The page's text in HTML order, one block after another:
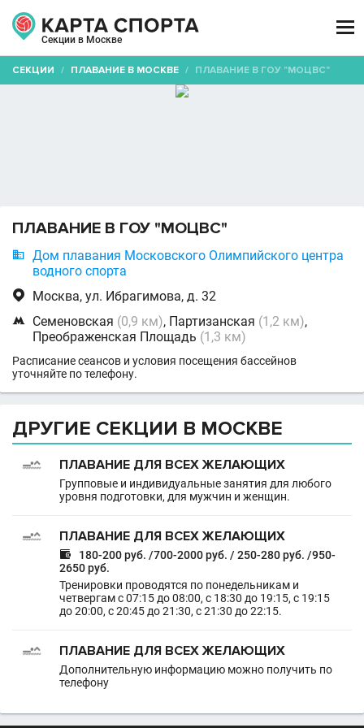
Секции в Москве

СЕКЦИИ / ПЛАВАНИЕ В МОСКВЕ / ПЛАВАНИЕ В ГОУ "МОЦВС"
ПЛАВАНИЕ В ГОУ "МОЦВС"

Дом плавания Московского Олимпийского центра
водного спорта
 Москва, ул. Ибрагимова, д. 32
 Семеновская (0,9 км), Партизанская (1,2 км),
Преображенская Площадь (1,3 км)
Расписание сеансов и условия посещения бассейнов
уточняйте по телефону.
ДРУГИЕ СЕКЦИИ В МОСКВЕ
ПЛАВАНИЕ ДЛЯ ВСЕХ ЖЕЛАЮЩИХ
Групповые и индивидуальные занятия для любого
уровня подготовки, для мужчин и женщин.
ПЛАВАНИЕ ДЛЯ ВСЕХ ЖЕЛАЮЩИХ

180-200 руб. /700-2000 руб. / 250-280 руб. /950-
2650 руб.
Тренировки проводятся по понедельникам и
четвергам с 07:15 до 08:00, с 18:30 до 19:15, с 19:15
до 20:00, с 20:45 до 21:30, с 21:30 до 22:15.
ПЛАВАНИЕ ДЛЯ ВСЕХ ЖЕЛАЮЩИХ
Дополнительную информацию можно получить по
телефону